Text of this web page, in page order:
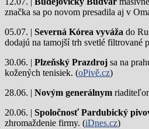
značka sa po novom presadila aj v
05.07. | Severná Kórea vyváža do
dodajú na tamojší trh svetlé filtrované
30.06. | Plzeňský Prazdroj sa na
kožených tenisiek. (oPivě.cz)
28.06. | Novým generálnym
20.06. | Spoločnosť Pardubický
zhromaždenie firmy. (iDnes.cz)